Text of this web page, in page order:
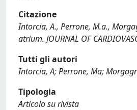
Citazione
Intorcia, A., Perrone, M.a.,
atrium. JOURNAL OF
Tutti gli autori
Intorcia, A; Perrone, Ma;
Tipologia
Articolo su rivista